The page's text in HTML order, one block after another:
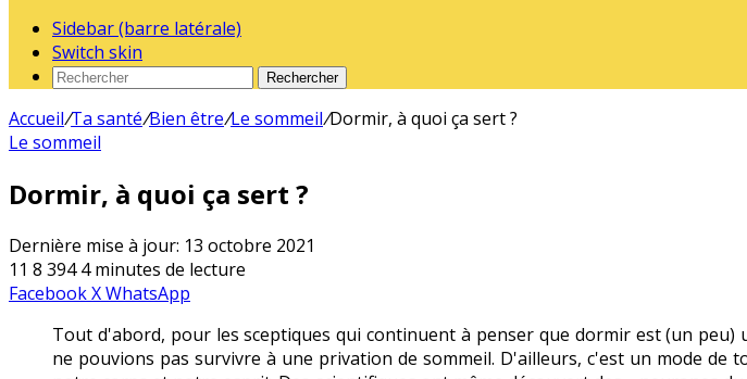
Sidebar (barre latérale)
Switch skin
Rechercher
Accueil/Ta santé/Bien être/Le sommeil/Dormir, à quoi ça sert ?
Le sommeil
Dormir, à quoi ça sert ?
Dernière mise à jour: 13 octobre 2021
11 8 3944 minutes de lecture
FacebookXWhatsApp
Tout d'abord, pour les sceptiques qui continuent à penser que dormir est (un
ne pouvions pas survivre à une privation de sommeil. D'ailleurs, c'est un mode